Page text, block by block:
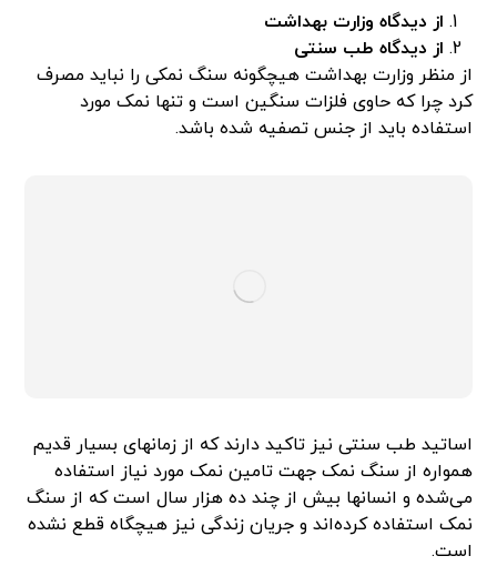
از دیدگاه وزارت بهداشت
از دیدگاه طب سنتی
از منظر وزارت بهداشت هیچگونه سنگ نمکی را نباید مصرف
کرد چرا که حاوی فلزات سنگین است و تنها نمک مورد
استفاده باید از جنس تصفیه شده باشد.
اساتید طب سنتی نیز تاکید دارند که از زمانهای بسیار قدیم
همواره از سنگ نمک جهت تامین نمک مورد نیاز استفاده
می‌شده و انسانها بیش از چند ده هزار سال است که از سنگ
نمک استفاده کرده‌اند و جریان زندگی نیز هیچگاه قطع نشده
است.